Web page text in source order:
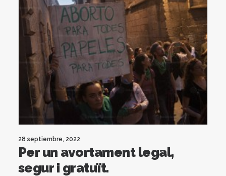
28 septiembre, 2022
Per un avortament legal,
segur i gratuït.